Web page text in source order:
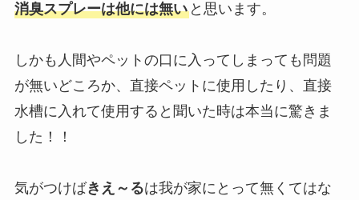
消臭スプレーは他には無いと思います。
しかも人間やペットの口に入ってしまっても問題
が無いどころか、直接ペットに使用したり、直接
水槽に入れて使用すると聞いた時は本当に驚きま
した！！
気がつけばきえ～るは我が家にとって無くてはな